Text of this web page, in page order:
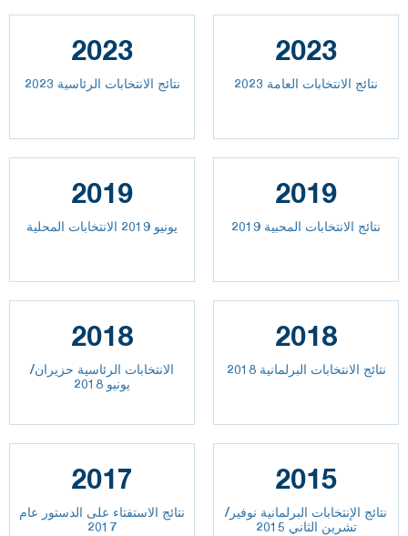
2023
نتائج الانتخابات الرئاسية 2023
2023
2023 نتائج الانتخابات العامة
2019
يونيو 2019 الانتخابات المحلية
2019
نتائج الانتخابات المحبية 2019
2018
الانتخابات الرئاسية حزيران/
يونيو 2018
2018
نتائج الانتخابات البرلمانية 2018
2017
نتائج الاستفتاء على الدستور عام
2017
2015
نتائج الإنتخابات البرلمانية نوفير/
تشرين الثاني 2015